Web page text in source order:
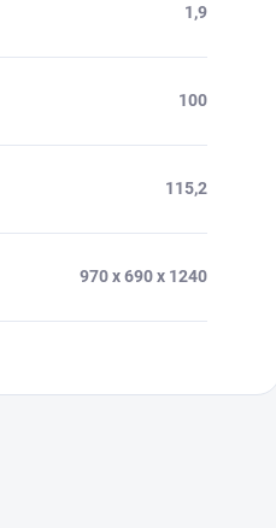
1,9
100
115,2
970 x 690 x 1240